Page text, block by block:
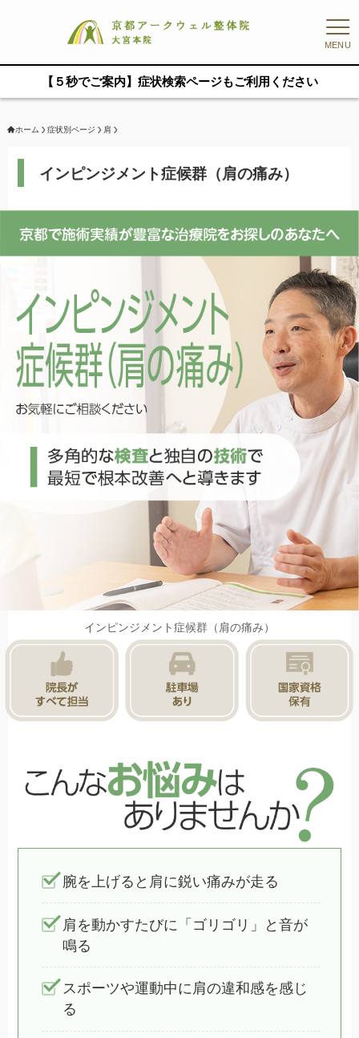
MENU
【５秒でご案内】症状検索ページもご利用ください
ホーム 症状別ページ 肩
インピンジメント症候群（肩の痛み）
インピンジメント症候群（肩の痛み）
腕を上げると肩に鋭い痛みが走る
肩を動かすたびに「ゴリゴリ」と音が
鳴る
スポーツや運動中に肩の違和感を感じ
る